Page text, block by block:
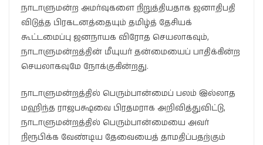
நாடாளுமன்ற அமர்வுகளை நிறுத்தியதாக ஜனாதிபதி
விடுத்த பிரகடனத்தையும் தமிழ்த் தேசியக்
கூட்டமைப்பு ஜனநாயக விரோத செயலாகவும்,
நாடாளுமன்றத்தின் மீயுயர் தன்மையைப் பாதிக்கின்ற
செயலாகவுமே நோக்குகின்றது.
நாடாளுமன்றத்தில் பெரும்பான்மைப் பலம் இல்லாத
மஹிந்த ராஜபக்ஷவை பிரதமராக அறிவித்துவிட்டு,
நாடாளுமன்றத்தில் பெரும்பான்மையை அவர்
நிரூபிக்க வேண்டிய தேவையைத் தாமதிப்பதற்கும்